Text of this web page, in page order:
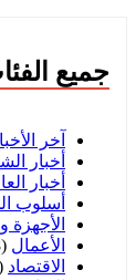
جميع
آخر
أخبار
أخبار
أسلوب
الأجهزة
الأعمال (648)
الاقتصاد